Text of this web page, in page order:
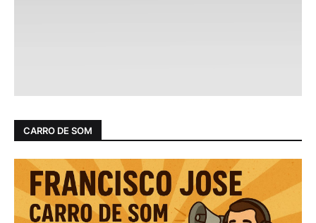
CARRO DE SOM